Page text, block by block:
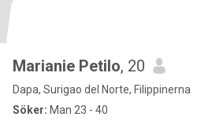
Marianie Petilo, 20
Dapa, Surigao del Norte, Filippinerna
Söker: Man 23 - 40